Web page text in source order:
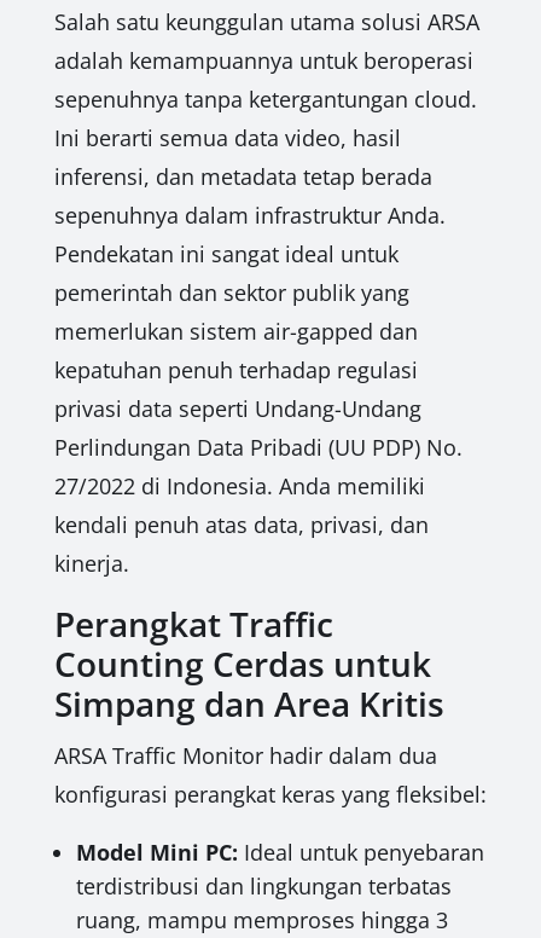
Salah satu keunggulan utama solusi ARSA
adalah kemampuannya untuk beroperasi
sepenuhnya tanpa ketergantungan cloud.
Ini berarti semua data video, hasil
inferensi, dan metadata tetap berada
sepenuhnya dalam infrastruktur Anda.
Pendekatan ini sangat ideal untuk
pemerintah dan sektor publik yang
memerlukan sistem air-gapped dan
kepatuhan penuh terhadap regulasi
privasi data seperti Undang-Undang
Perlindungan Data Pribadi (UU PDP) No.
27/2022 di Indonesia. Anda memiliki
kendali penuh atas data, privasi, dan
kinerja.
Perangkat Traffic
Counting Cerdas untuk
Simpang dan Area Kritis
ARSA Traffic Monitor hadir dalam dua
konfigurasi perangkat keras yang fleksibel:
Model Mini PC: Ideal untuk penyebaran
terdistribusi dan lingkungan terbatas
ruang, mampu memproses hingga 3